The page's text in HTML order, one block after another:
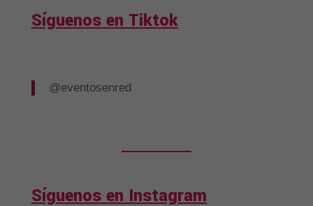
Síguenos en Tiktok
@eventosenred
Síguenos en Instagram